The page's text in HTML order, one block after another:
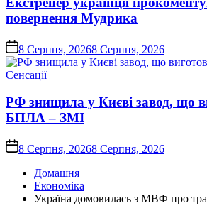
повернення Мудрика
on8 Серпня, 20268 Серпня, 2026
Опублікувати
Сенсації
РФ знищила у Києві завод, що
БПЛА – ЗМІ
on8 Серпня, 20268 Серпня, 2026
Домашня
Економіка
Україна домовилась з МВФ про